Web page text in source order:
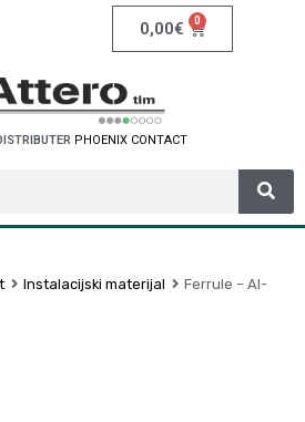
0,00€ 0
PHOENIX CONTACT
Instalacijski materijal
Ferrule – AI-